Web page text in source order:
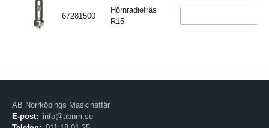
67281500
Hörnradiefräs
R15
AB Norrköpings Maskinaffär
E-post: info@abnm.se